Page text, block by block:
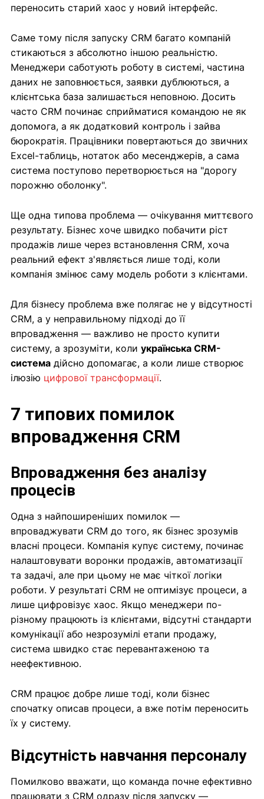
переносить старий хаос у новий інтерфейс.
Саме тому після запуску CRM багато компаній
стикаються з абсолютно іншою реальністю.
Менеджери саботують роботу в системі, частина
даних не заповнюється, заявки дублюються, а
клієнтська база залишається неповною. Досить
часто CRM починає сприйматися командою не як
допомога, а як додатковий контроль і зайва
бюрократія. Працівники повертаються до звичних
Excel-таблиць, нотаток або месенджерів, а сама
система поступово перетворюється на "дорогу
порожню оболонку".
Ще одна типова проблема — очікування миттєвого
результату. Бізнес хоче швидко побачити ріст
продажів лише через встановлення CRM, хоча
реальний ефект з'являється лише тоді, коли
компанія змінює саму модель роботи з клієнтами.
Для бізнесу проблема вже полягає не у відсутності
CRM, а у неправильному підході до її
впровадження — важливо не просто купити
систему, а зрозуміти, коли українська CRM-
система дійсно допомагає, а коли лише створює
ілюзію цифрової трансформації.
7 типових помилок
впровадження CRM
Впровадження без аналізу
процесів
Одна з найпоширеніших помилок —
впроваджувати CRM до того, як бізнес зрозумів
власні процеси. Компанія купує систему, починає
налаштовувати воронки продажів, автоматизації
та задачі, але при цьому не має чіткої логіки
роботи. У результаті CRM не оптимізує процеси, а
лише цифровізує хаос. Якщо менеджери по-
різному працюють із клієнтами, відсутні стандарти
комунікації або незрозумілі етапи продажу,
система швидко стає перевантаженою та
неефективною.
CRM працює добре лише тоді, коли бізнес
спочатку описав процеси, а вже потім переносить
їх у систему.
Відсутність навчання персоналу
Помилково вважати, що команда почне ефективно
працювати з CRM одразу після запуску —